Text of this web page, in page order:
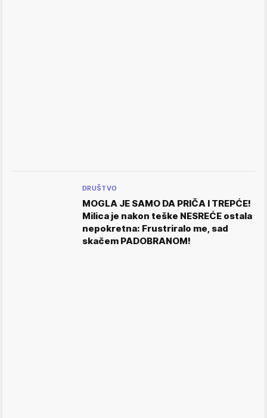
DRUŠTVO
MOGLA JE SAMO DA PRIČA I TREPĆE!
Milica je nakon teške NESREĆE ostala
nepokretna: Frustriralo me, sad
skačem PADOBRANOM!